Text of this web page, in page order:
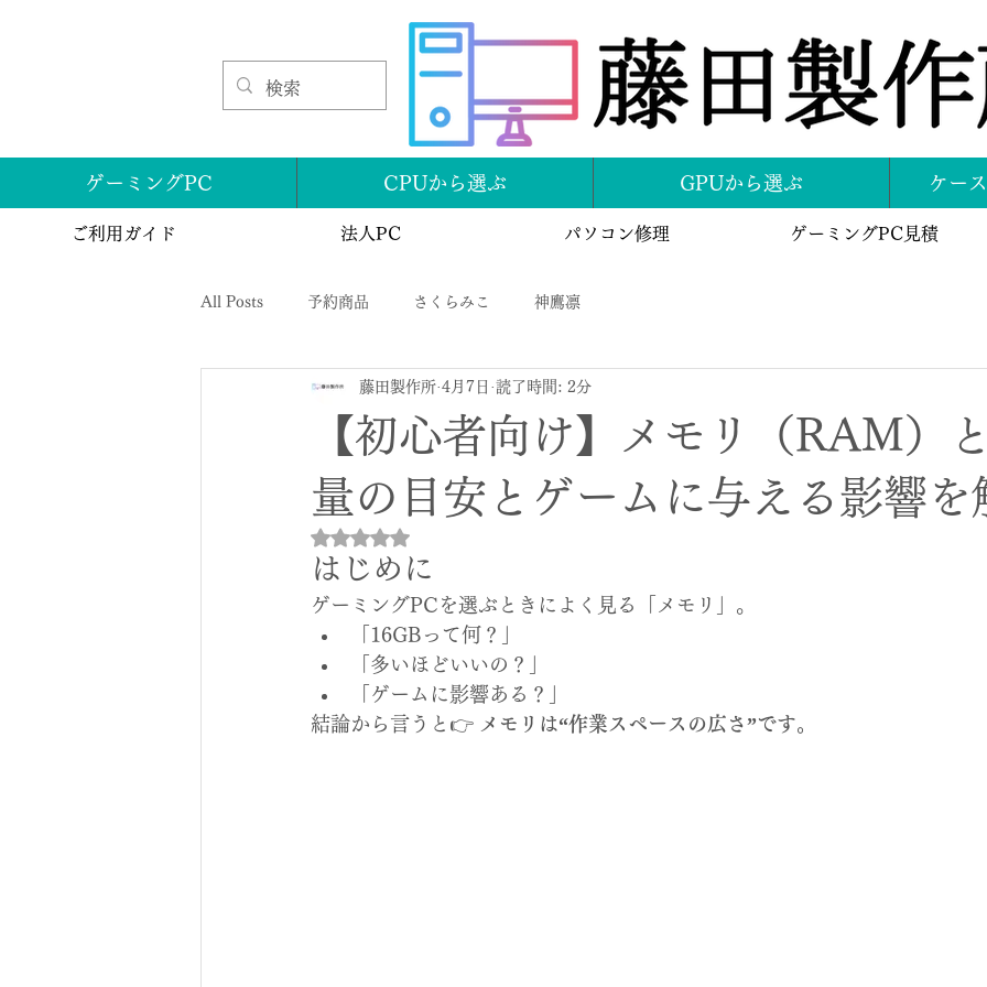
ゲーミングPC CPUから選ぶ GPUから選ぶ ケー
ご利用ガイド 法人PC パソコン修理 ゲーミングPC見積
All Posts 予約商品 さくらみこ 神鷹凛
【初心者向け】メモリ（RAM）
量の目安とゲームに与える影響を
藤田製作所 4月7日 読了時間: 2分
5つ星のうちNaNと評価されています。
はじめに
ゲーミングPCを選ぶときによく見る「メモリ」。
「16GBって何？」
「多いほどいいの？」
「ゲームに影響ある？」
結論から言うと👉 メモリは“作業スペースの広さ”です。